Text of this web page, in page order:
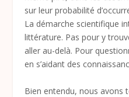
sur leur probabilité
La démarche scientifique
littérature. Pas pour y
aller au-delà. Pour
en s’aidant des
Bien entendu, nous avons